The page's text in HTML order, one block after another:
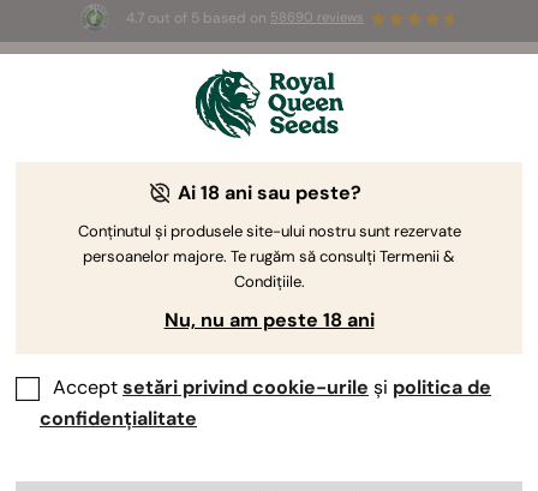
4.7 out of 5 based on 58690 reviews
☀️ Summer Sales: Up to 50% off
selected products! ⏤
The RQS Blog
Soiuri și produse
Ai 18 ani sau peste?
Conținutul și produsele site-ului nostru sunt rezervate
persoanelor majore. Te rugăm să consulți Termenii &
Condițiile.
Nu, nu am peste 18 ani
Acceptsetări privind cookie-urile și politica de
confidențialitate